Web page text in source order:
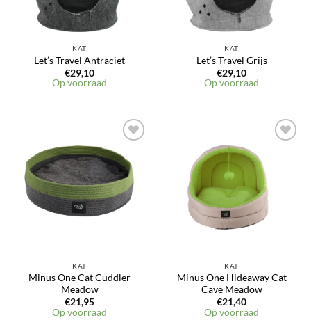
KAT
Let’s Travel Antraciet
€29,10
Op voorraad
KAT
Let’s Travel Grijs
€29,10
Op voorraad
KAT
Minus One Cat Cuddler
Meadow
€21,95
Op voorraad
KAT
Minus One Hideaway Cat
Cave Meadow
€21,40
Op voorraad